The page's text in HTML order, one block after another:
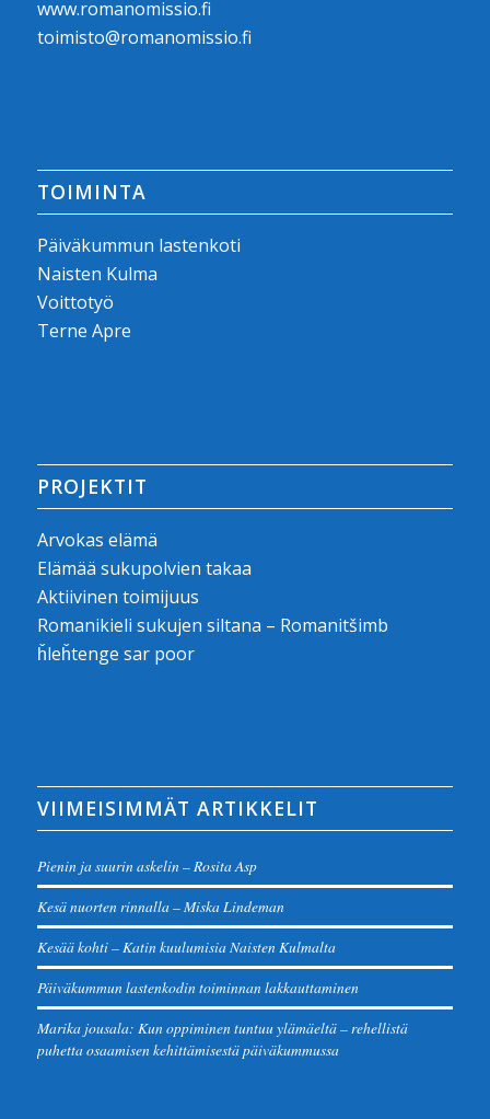
www.romanomissio.fi
toimisto@romanomissio.fi
TOIMINTA
Päiväkummun lastenkoti
Naisten Kulma
Voittotyö
Terne Apre
PROJEKTIT
Arvokas elämä
Elämää sukupolvien takaa
Aktiivinen toimijuus
Romanikieli sukujen siltana – Romanitšimb
ȟleȟtenge sar poor
VIIMEISIMMÄT ARTIKKELIT
Pienin ja suurin askelin – Rosita Asp
Kesä nuorten rinnalla – Miska Lindeman
Kesää kohti – Katin kuulumisia Naisten Kulmalta
Päiväkummun lastenkodin toiminnan lakkauttaminen
Marika jousala: Kun oppiminen tuntuu ylämäeltä – rehellistä
puhetta osaamisen kehittämisestä päiväkummussa